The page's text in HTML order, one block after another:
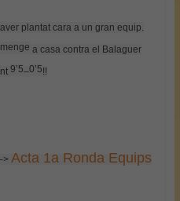
plantat cara a un gran equip.
a casa contra el Balaguer
9’5–0’5!!
Acta 1a Ronda Equips